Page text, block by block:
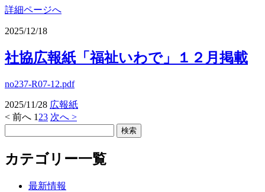
詳細ページへ
2025/12/18
社協広報紙「福祉いわで」１２月掲載
no237-R07-12.pdf
2025/11/28 広報紙
< 前へ 1 23 次へ >
カテゴリー一覧
最新情報